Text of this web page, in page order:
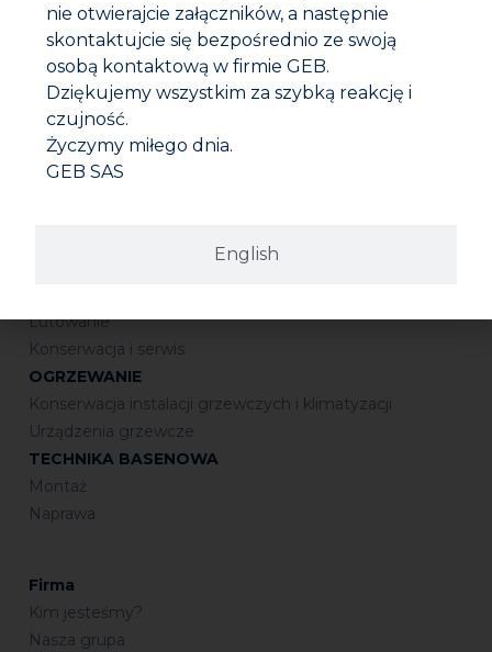
Lutowanie
Konserwacja i serwis
OGRZEWANIE
Konserwacja instalacji grzewczych i klimatyzacji
Urządzenia grzewcze
TECHNIKA BASENOWA
Montaż
Naprawa
Firma
Kim jesteśmy?
Nasza grupa
Skontaktuj się z nami
E-mailinfo@geb-polska.pl
Tel. : +48 22 865 07 17
Fax : +48 22 213 85 43
English
nie otwierajcie załączników, a następnie
skontaktujcie się bezpośrednio ze swoją
osobą kontaktową w firmie GEB.
Dziękujemy wszystkim za szybką reakcję i
czujność.
Życzymy miłego dnia.
GEB SAS